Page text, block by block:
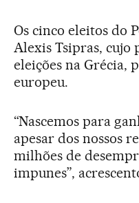
Os cinco eleitos do
Alexis Tsipras, cujo
eleições na Grécia,
europeu.
“Nascemos para
apesar dos nossos
milhões de
impunes”,